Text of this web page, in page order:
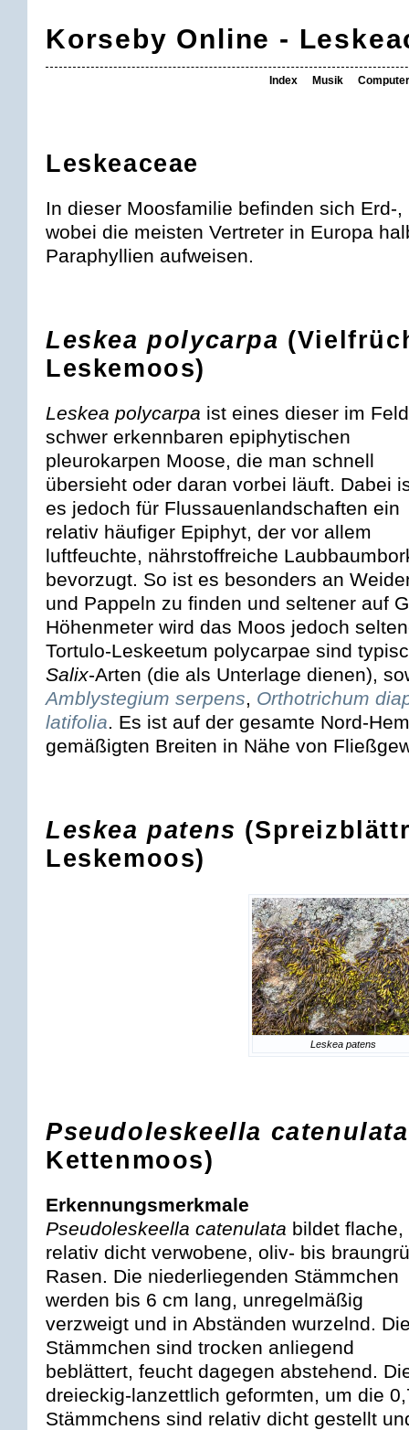
Korseby Online -
Computer
Musik
Index
Leskeaceae
In dieser Moosfamilie befinden sich Erd-
wobei die meisten Vertreter in Europa
Paraphyllien aufweisen.
Leskea polycarpa
Leskemoos)
Leskea polycarpa ist eines dieser im Feld
schwer erkennbaren epiphytischen
pleurokarpen Moose, die man schnell
übersieht oder daran vorbei läuft. Dabei
es jedoch für Flussauenlandschaften ein
relativ häufiger Epiphyt, der vor allem
luftfeuchte, nährstoffreiche
bevorzugt. So ist es besonders an
und Pappeln zu finden und seltener auf
Höhenmeter wird das Moos jedoch
Tortulo-Leskeetum polycarpae sind
Salix-Arten (die als Unterlage dienen),
Amblystegium serpens, Orthotrichum
latifolia. Es ist auf der gesamte Nord-
gemäßigten Breiten in Nähe von
Leskea patens
Leskemoos)
Leskea patens
Pseudoleskeella catenulata
Kettenmoos)
Erkennungsmerkmale
Pseudoleskeella catenulata bildet flache,
relativ dicht verwobene, oliv- bis
Rasen. Die niederliegenden Stämmchen
werden bis 6 cm lang, unregelmäßig
verzweigt und in Abständen wurzelnd.
Stämmchen sind trocken anliegend
beblättert, feucht dagegen abstehend.
dreieckig-lanzettlich geformten, um die
Stämmchens sind relativ dicht gestellt